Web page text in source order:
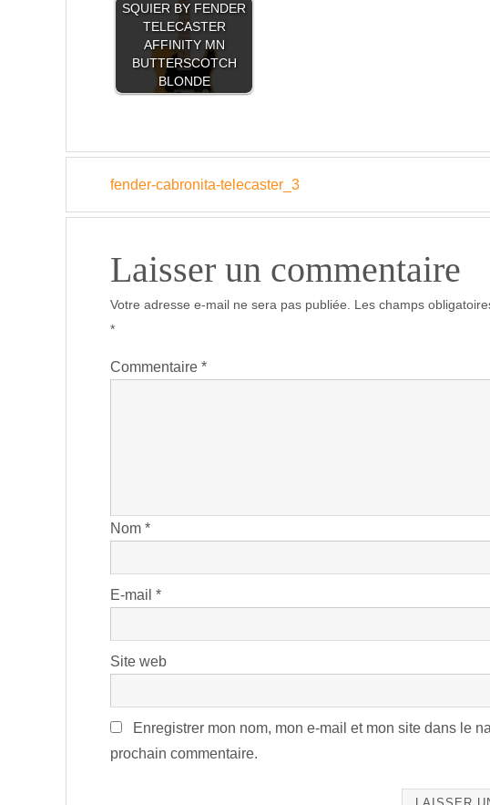
SQUIER BY FENDER
TELECASTER
AFFINITY MN
BUTTERSCOTCH
BLONDE
fender-cabronita-telecaster_3
Laisser un commentaire
Votre adresse e-mail ne sera pas publiée. Les champs
*
Commentaire *
Nom *
E-mail *
Site web
Enregistrer mon nom, mon e-mail et mon site dans le
prochain commentaire.